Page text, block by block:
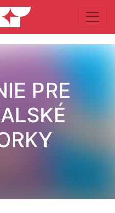
PRE